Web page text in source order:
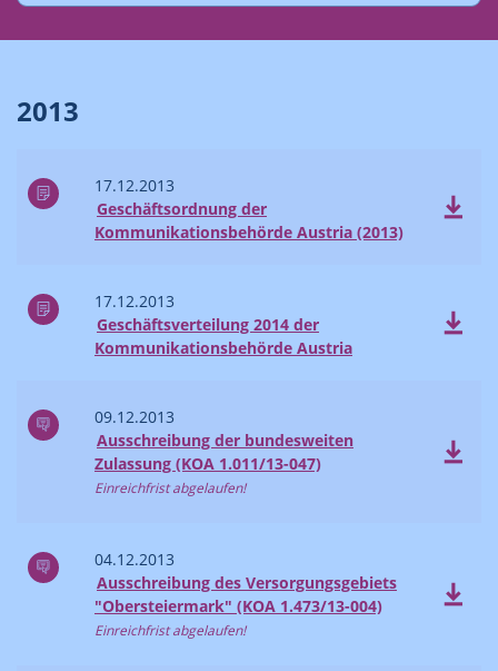
2013
17.12.2013
Geschäftsordnung der
Kommunikationsbehörde Austria (2013)
17.12.2013
Geschäftsverteilung 2014 der
Kommunikationsbehörde Austria
09.12.2013
Ausschreibung der bundesweiten
Zulassung (KOA 1.011/13-047)
Einreichfrist abgelaufen!
04.12.2013
Ausschreibung des Versorgungsgebiets
"Obersteiermark" (KOA 1.473/13-004)
Einreichfrist abgelaufen!